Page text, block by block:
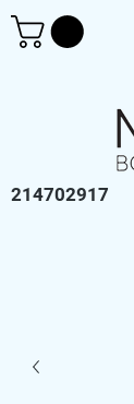
214702917